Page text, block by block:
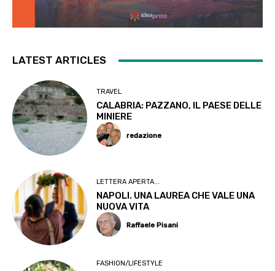
LATEST ARTICLES
TRAVEL
CALABRIA: PAZZANO, IL PAESE DELLE
MINIERE
redazione
LETTERA APERTA...
NAPOLI. UNA LAUREA CHE VALE UNA
NUOVA VITA
Raffaele Pisani
FASHION/LIFESTYLE